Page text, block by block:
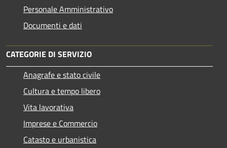
Personale Amministrativo
Documenti e dati
CATEGORIE DI SERVIZIO
Anagrafe e stato civile
Cultura e tempo libero
Vita lavorativa
Imprese e Commercio
Catasto e urbanistica